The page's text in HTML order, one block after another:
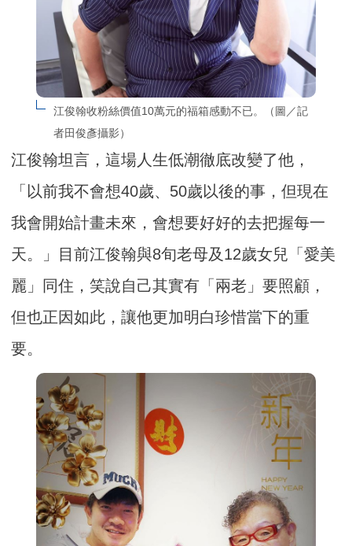
江俊翰收粉絲價值10萬元的福箱感動不已。（圖／記
者田俊彥攝影）
江俊翰坦言，這場人生低潮徹底改變了他，
「以前我不會想40歲、50歲以後的事，但現在
我會開始計畫未來，會想要好好的去把握每一
天。」目前江俊翰與8旬老母及12歲女兒「愛美
麗」同住，笑說自己其實有「兩老」要照顧，
但也正因如此，讓他更加明白珍惜當下的重
要。